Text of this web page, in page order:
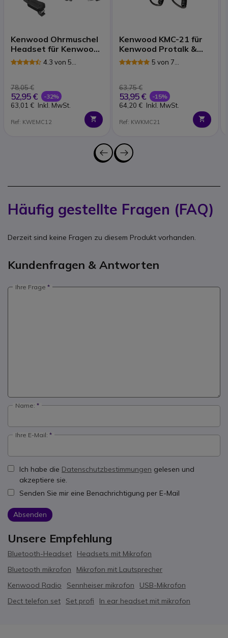
Kenwood Ohrmuschel
Headset für Kenwood
3201 & 33014.3 von 5
78,05 €
52,95 € -32%
63,01 € Inkl. MwSt.
Ref: KWEMC12
Kenwood KMC-21 für
Kenwood Protalk &
UBZ-Funkgeräte
5 von 7
63,75 €
53,95 € -15%
64,20 € Inkl. MwSt.
Ref: KWKMC21
Häufig gestellte Fragen (FAQ)
Derzeit sind keine Fragen zu diesem Produkt vorhanden.
Kundenfragen & Antworten
Ihre Frage
Name:
Ihre E-Mail:
Ich habe die Datenschutzbestimmungen gelesen und
akzeptiere sie.
Senden Sie mir eine Benachrichtigung per E-Mail
Absenden
Unsere Empfehlung
Bluetooth-Headset
Headsets mit Mikrofon
Bluetooth mikrofon
Mikrofon mit Lautsprecher
Kenwood Radio
Sennheiser mikrofon
USB-Mikrofon
Dect telefon set
Set profi In ear headset mit mikrofon